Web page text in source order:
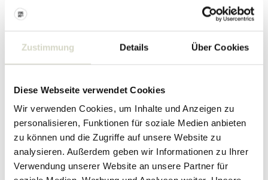
Zustimmung Details Über Cookies
Diese Webseite verwendet Cookies
Wir verwenden Cookies, um Inhalte und Anzeigen zu
personalisieren, Funktionen für soziale Medien anbieten
zu können und die Zugriffe auf unsere Website zu
analysieren. Außerdem geben wir Informationen zu Ihrer
Verwendung unserer Website an unsere Partner für
einem handgemalten Streifenmuster. Wird im Set mit 6 Stück
geliefert. Abmessungen Ø14x7cm
Inhalt: 500 ml
Unterschieden kommen.
PRODUKTDETAILS
Artikelnummer 82060958